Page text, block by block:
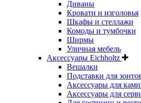
Диваны
Кровати и изголовья
Шкафы и стеллажи
Комоды и тумбочки
Ширмы
Уличная мебель
Аксессуары Eichholtz
Вешалки
Подставки для
Аксессуары для
Аксессуары для